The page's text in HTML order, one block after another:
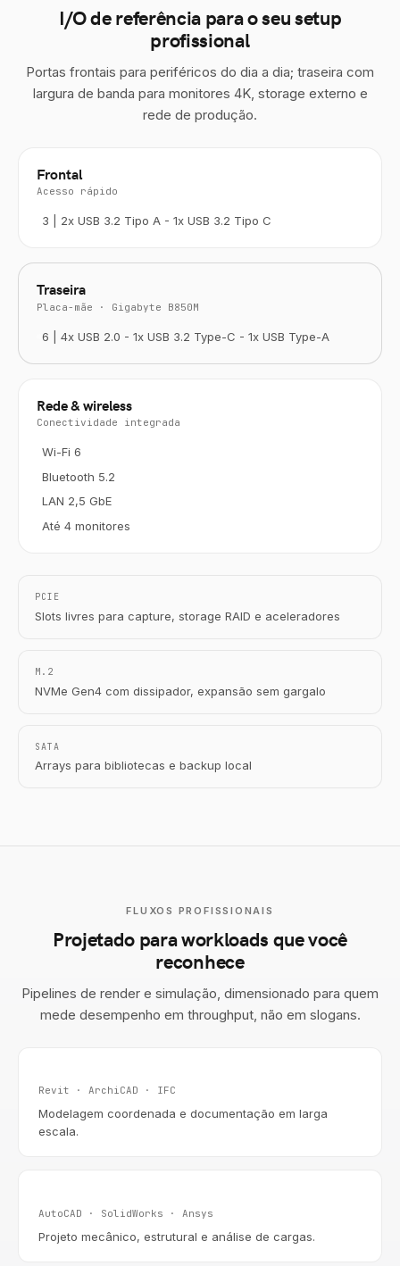
I/O de referência para o seu setup
profissional
Portas frontais para periféricos do dia a dia; traseira com
largura de banda para monitores 4K, storage externo e
rede de produção.
Frontal
Acesso rápido
3 | 2x USB 3.2 Tipo A - 1x USB 3.2 Tipo C
Traseira
Placa-mãe · Gigabyte B850M
6 | 4x USB 2.0 - 1x USB 3.2 Type-C - 1x USB Type-A
Rede & wireless
Conectividade integrada
Wi-Fi 6
Bluetooth 5.2
LAN 2,5 GbE
Até 4 monitores
PCIE
Slots livres para capture, storage RAID e aceleradores
M.2
NVMe Gen4 com dissipador, expansão sem gargalo
SATA
Arrays para bibliotecas e backup local
FLUXOS PROFISSIONAIS
Projetado para workloads que você
reconhece
Pipelines de render e simulação, dimensionado para quem
mede desempenho em throughput, não em slogans.
Revit · ArchiCAD · IFC
Modelagem coordenada e documentação em larga
escala.
AutoCAD · SolidWorks · Ansys
Projeto mecânico, estrutural e análise de cargas.